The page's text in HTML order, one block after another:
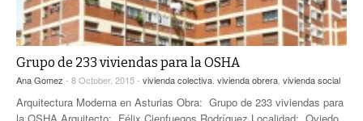
Grupo de 233 viviendas para la OSHA
Ana Gomez - 8 October, 2015 - vivienda colectiva vivienda obrera vivienda social
Arquitectura Moderna en Asturias Obra: Grupo de 233 viviendas para